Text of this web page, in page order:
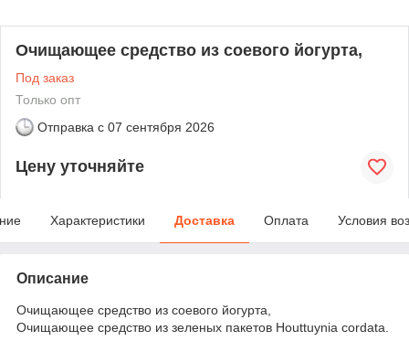
Очищающее средство из соевого йогурта,
Под заказ
Только опт
Отправка с 07 сентября 2026
Цену уточняйте
Характеристики Доставка Оплата Условия
Описание
Очищающее средство из соевого йогурта,
Очищающее средство из зеленых пакетов Houttuynia cordata.